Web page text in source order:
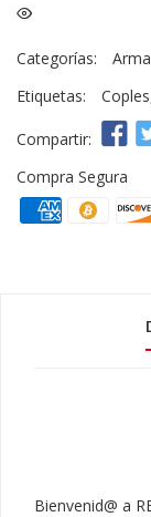
Categorías:
Etiquetas:
Coples
Compartir:
Compra Segura
Bienvenid@ a